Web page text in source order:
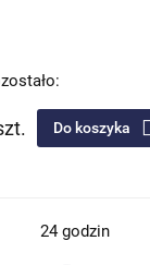
Do koszyka
24 godzin